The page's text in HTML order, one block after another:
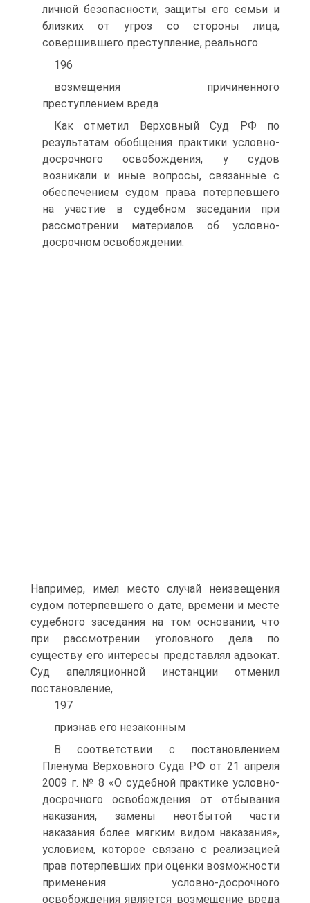
личной безопасности, защиты его семьи и
близких от угроз со стороны лица,
совершившего преступление, реального
196
возмещения причиненного
преступлением вреда
Как отметил Верховный Суд РФ по
результатам обобщения практики условно-
досрочного освобождения, у судов
возникали и иные вопросы, связанные с
обеспечением судом права потерпевшего
на участие в судебном заседании при
рассмотрении материалов об условно-
досрочном освобождении.
Например, имел место случай неизвещения
судом потерпевшего о дате, времени и месте
судебного заседания на том основании, что
при рассмотрении уголовного дела по
существу его интересы представлял адвокат.
Суд апелляционной инстанции отменил
постановление,
197
признав его незаконным
В соответствии с постановлением
Пленума Верховного Суда РФ от 21 апреля
2009 г. № 8 «О судебной практике условно-
досрочного освобождения от отбывания
наказания, замены неотбытой части
наказания более мягким видом наказания»,
условием, которое связано с реализацией
прав потерпевших при оценки возможности
применения условно-досрочного
освобождения является возмещение вреда